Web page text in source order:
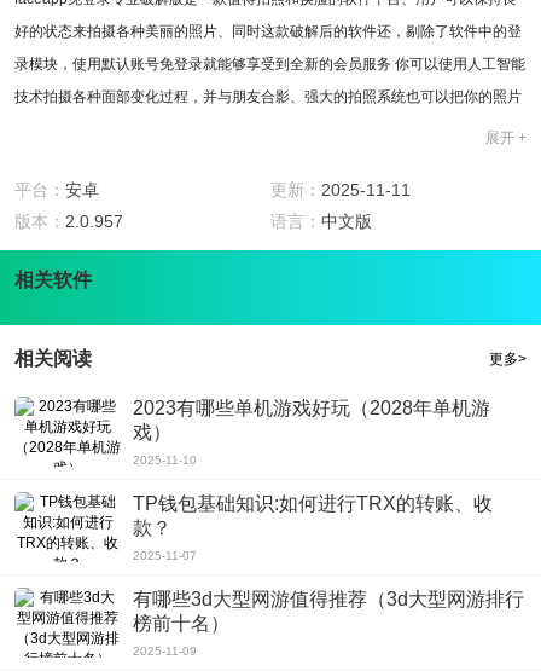
好的状态来拍摄各种美丽的照片、同时这款破解后的软件还，剔除了软件中的登
录模块，使用默认账号免登录就能够享受到全新的会员服务 你可以使用人工智能
技术拍摄各种面部变化过程，并与朋友合影、强大的拍照系统也可以把你的照片
1、剔除了软件中的登录模块，使用默认账号免登录就能够享受到全新的会员服
务
2、破解了专业版会员所享受的所有服务，从现在开始你也可以自由的使用这款
软件!
骤可以让你感受到拍照的乐趣、
2、这个软件甚至提供了一个全新的教程，只要你按照步骤操作，同时你可以制
作不同的精美图片集
3、各种清晰的操作模式，你可以随时改变你的化身，只要你长时间使用它，你
就可以成为一名PS高手;
4、如果你有喜欢你的明星，你可以选择在后台和你合影、开启一间模式还可以
自动合成呢!
软件亮点
1、如果你是一个摄影爱好者，这个软件真的很值得拥有，拥有各种各样的摄影
功能和捏脸系统!
展开 +
平台： 安卓 更新： 2025-11-11
版本： 2.0.957 语言： 中文版
相关软件
相关阅读 更多>
2023有哪些单机游戏好玩（2028年单机游
戏）
2025-11-10
TP钱包基础知识:如何进行TRX的转账、收
款？
2025-11-07
有哪些3d大型网游值得推荐（3d大型网游排行
榜前十名）
2025-11-09